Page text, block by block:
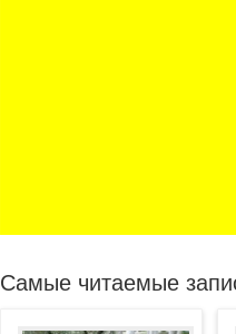
Самые читаемые